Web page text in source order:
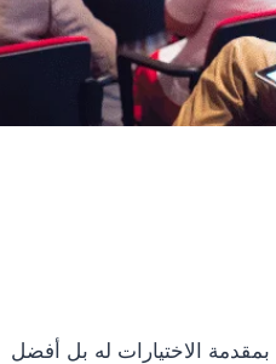
بمقدمة الاختيارات له بل أفضل